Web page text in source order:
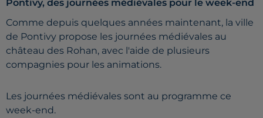
Pontivy, des journées médiévales pour le week-end
Comme depuis quelques années maintenant, la ville
de Pontivy propose les journées médiévales au
château des Rohan, avec l'aide de plusieurs
compagnies pour les animations.
Les journées médiévales sont au programme ce
week-end.